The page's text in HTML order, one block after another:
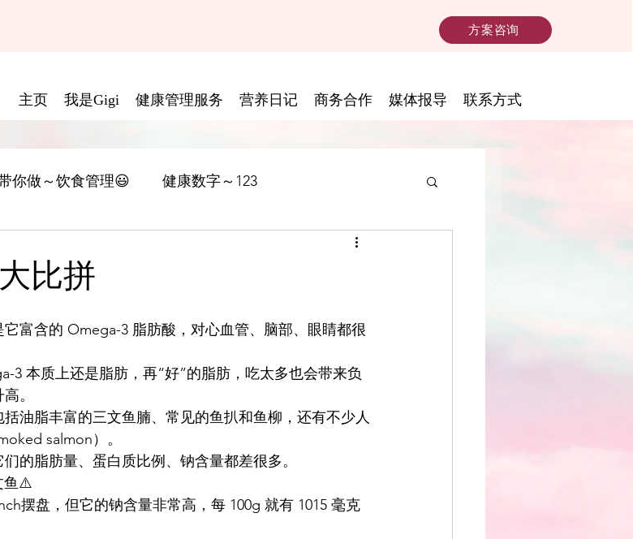
方案咨询
主页 我是Gigi 健康管理服务 营养日记 商务合作 媒体报导 联系方式
你做～饮食管理😃 健康数字～123
比拼
富含的 Omega-3 脂肪酸，对心血管、脑部、眼睛都很
3 本质上还是脂肪，再“好”的脂肪，吃太多也会带来负
。
油脂丰富的三文鱼腩、常见的鱼扒和鱼柳，还有不少人
salmon）。
的脂肪量、蛋白质比例、钠含量都差很多。
鱼⚠️
摆盘，但它的钠含量非常高，每 100g 就有 1015 毫克